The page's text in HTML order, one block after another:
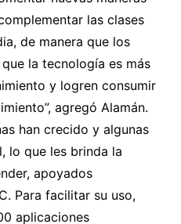
las clases
de manera que los
la tecnología es más
y logren consumir
agregó Alamán.
han crecido y algunas
lo que les brinda la
apoyados
Para facilitar su uso,
aplicaciones